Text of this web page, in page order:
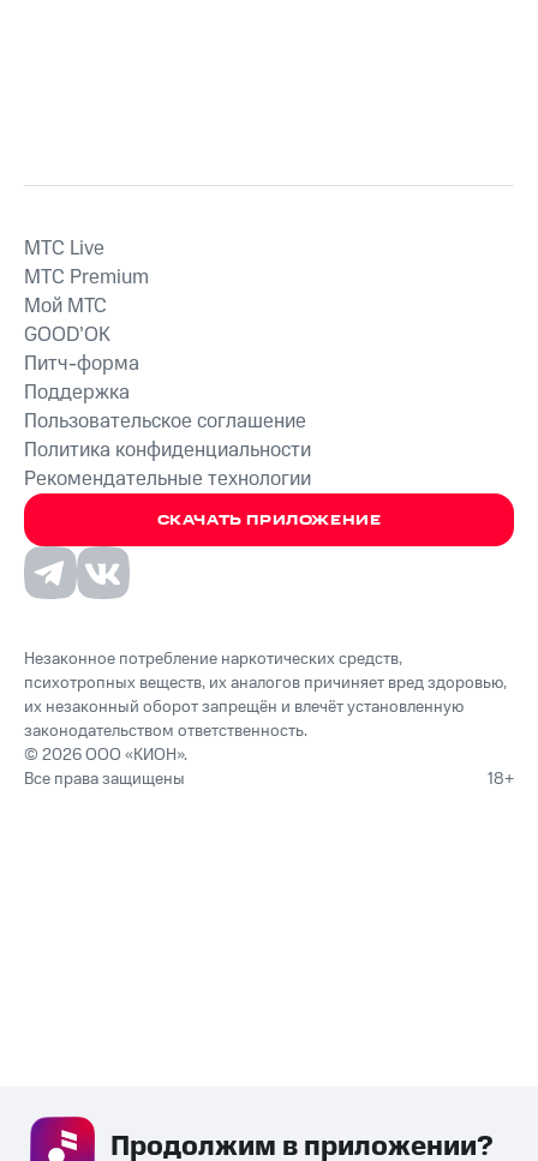
СКАЧАТЬ ПРИЛОЖЕНИЕ
MTС Live
MTС Premium
Мой МТС
GOOD’OK
Питч-форма
Поддержка
Пользовательское соглашение
Политика конфиденциальности
Рекомендательные технологии
Незаконное потребление наркотических средств,
психотропных веществ, их аналогов причиняет вред здоровью,
их незаконный оборот запрещён и влечёт установленную
законодательством ответственность.
© 2026 ООО «КИОН».
Все права защищены
18+
Продолжим в приложении?